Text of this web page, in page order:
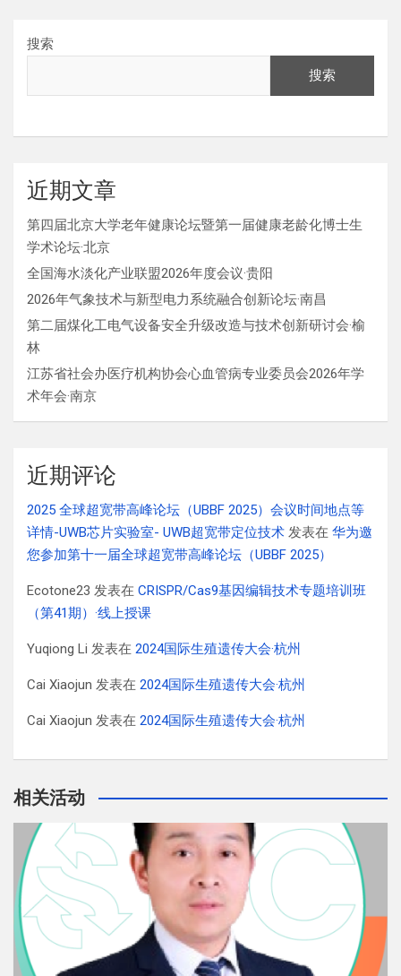
搜索
搜索
近期文章
第四届北京大学老年健康论坛暨第一届健康老龄化博士生
学术论坛·北京
全国海水淡化产业联盟2026年度会议·贵阳
2026年气象技术与新型电力系统融合创新论坛·南昌
第二届煤化工电气设备安全升级改造与技术创新研讨会·榆
林
江苏省社会办医疗机构协会心血管病专业委员会2026年学
术年会·南京
近期评论
2025 全球超宽带高峰论坛（UBBF 2025）会议时间地点等
详情-UWB芯片实验室- UWB超宽带定位技术 发表在 华为邀
您参加第十一届全球超宽带高峰论坛（UBBF 2025）
Ecotone23 发表在 CRISPR/Cas9基因编辑技术专题培训班
（第41期）·线上授课
Yuqiong Li 发表在 2024国际生殖遗传大会·杭州
Cai Xiaojun 发表在 2024国际生殖遗传大会·杭州
Cai Xiaojun 发表在 2024国际生殖遗传大会·杭州
相关活动